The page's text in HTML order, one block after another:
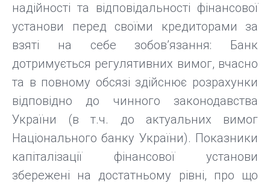
надійності та відповідальності фінансової
установи перед своїми кредиторами за
взяті на себе зобов’язання: Банк
дотримується регулятивних вимог, вчасно
та в повному обсязі здійснює розрахунки
відповідно до чинного законодавства
України (в т.ч. до актуальних вимог
Національного банку України). Показники
капіталізації фінансової установи
збережені на достатньому рівні, про що